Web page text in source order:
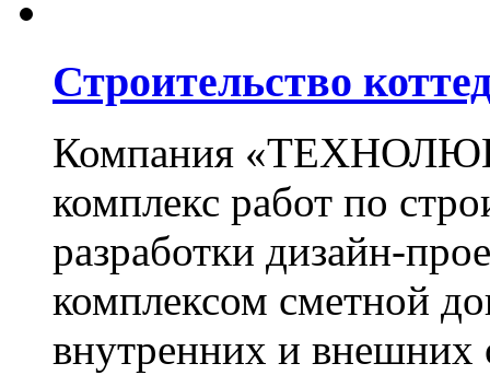
Строительство
Компания
комплекс работ по
разработки дизайн-
комплексом сметной
внутренних и внешних